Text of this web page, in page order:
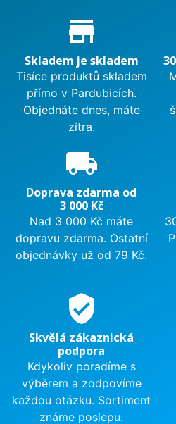
Proč nakupovat u nás?
store_mall_directory
Skladem je skladem
Tisíce produktů skladem
přímo v Pardubicích.
Objednáte dnes, máte
zítra.
local_shipping
Doprava zdarma od
3 000 Kč
Nad 3 000 Kč máte
dopravu zdarma. Ostatní
objednávky už od 79 Kč.
verified_user
Skvělá zákaznická
podpora
Kdykoliv poradíme s
výběrem a zodpovíme
každou otázku. Sortiment
známe poslepu.